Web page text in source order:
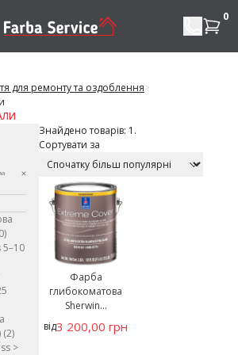
0
для ремонту та оздоблення>
5–10
(2)
>
Знайдено товарів: 1.
Сортувати за
Фарба
глибокоматова
Sherwin...
від3 200,00 грн